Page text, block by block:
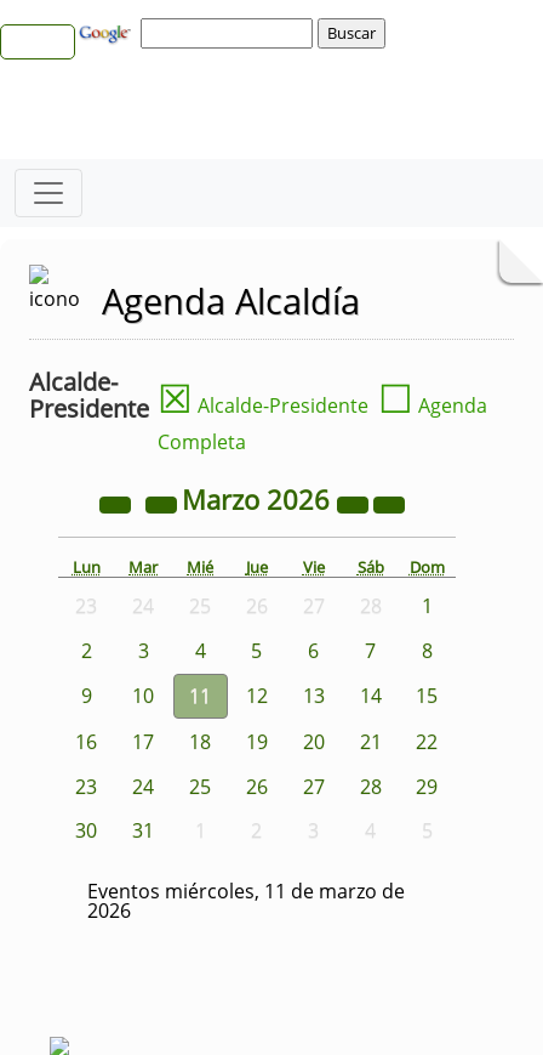
Agenda Alcaldía
Alcalde-
Presidente ☒ Alcalde-Presidente ☐ Agenda
Completa
Marzo 2026
Lun Mar Mié Jue Vie Sáb Dom
23 24 25 26 27 28
1
2
3 4 5 6 7
8
9
10 11 12 13 14
15
16
17 18 19 20 21
22
23
24 25 26 27 28
29
30
31 1 2 3 4 5
Eventos miércoles, 11 de marzo de
2026